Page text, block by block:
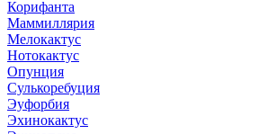
Корифанта
Маммиллярия
Мелокактус
Нотокактус
Опунция
Сулькоребуция
Эуфорбия
Эхинокактус